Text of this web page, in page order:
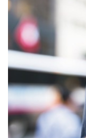
Nieuws
Opleiding
Kennis & Informatie
Vereniging